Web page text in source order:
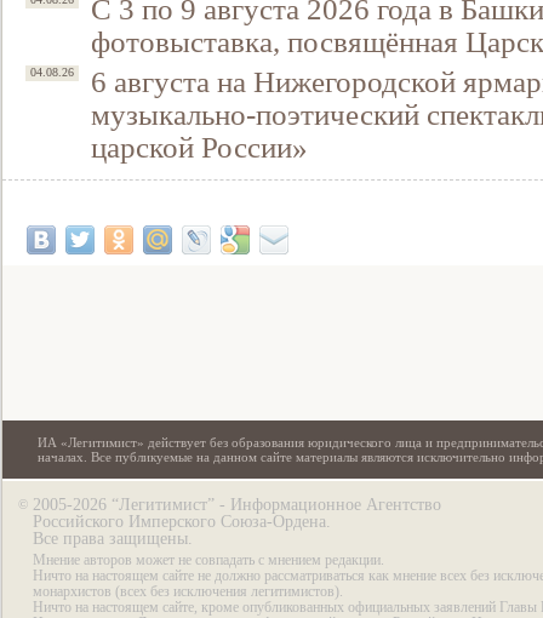
С 3 по 9 августа 2026 года в
фотовыставка, посвящённая
04.08.26
6 августа на Нижегородской
музыкально-поэтический
царской России»
ИА «Легитимист» действует без образования юридического лица и
началах. Все публикуемые на данном сайте материалы являются исключительно
© 2005-2026 “Легитимист” - Информационное Агентство
Российского Имперского Союза-Ордена.
Все права защищены.
Мнение авторов может не совпадать с мнением редакции.
Ничто на настоящем сайте не должно рассматриваться как мнение всех без
монархистов (всех без исключения легитимистов).
Ничто на настоящем сайте, кроме опубликованных официальных заявлений Главы